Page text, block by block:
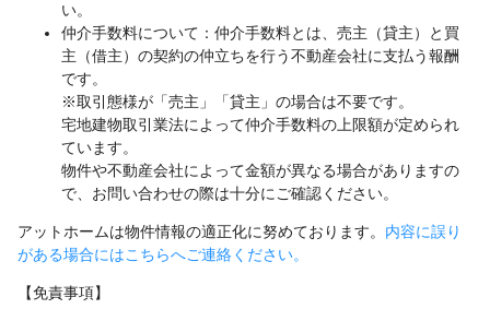
い。
仲介手数料について：仲介手数料とは、売主（貸主）と買
主（借主）の契約の仲立ちを行う不動産会社に支払う報酬
です。
※取引態様が「売主」「貸主」の場合は不要です。
宅地建物取引業法によって仲介手数料の上限額が定められ
ています。
物件や不動産会社によって金額が異なる場合がありますの
で、お問い合わせの際は十分にご確認ください。
アットホームは物件情報の適正化に努めております。 内容に誤り
がある場合にはこちらへご連絡ください。
【免責事項】